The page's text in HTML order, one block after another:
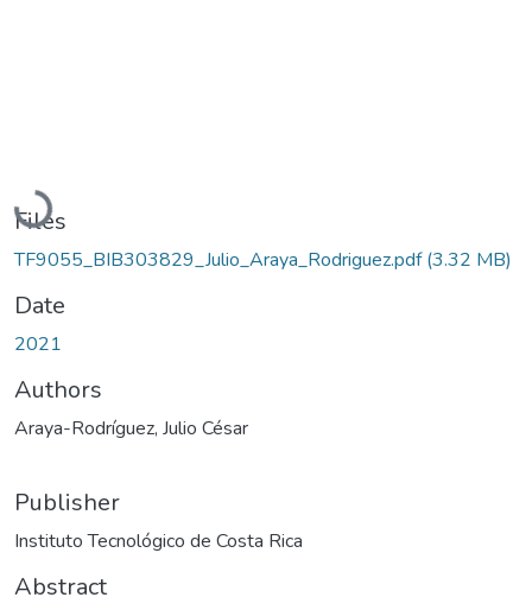
Loading...
Files
TF9055_BIB303829_Julio_Araya_Rodriguez.pdf(3.32 MB)
Date
2021
Authors
Araya-Rodríguez, Julio César
Publisher
Instituto Tecnológico de Costa Rica
Abstract